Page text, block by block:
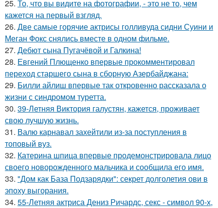
25. То, что вы видите на фотографии, - это не то, чем
кажется на первый взгляд.
26. Две самые горячие актрисы голливуда сидни Суини и
Меган Фокс снялись вместе в одном фильме.
27. Дебют сына Пугачёвой и Галкина!
28. Евгений Плющенко впервые прокомментировал
переход старшего сына в сборную Азербайджана:
29. Билли айлиш впервые так откровенно рассказала о
жизни с синдромом туретта.
30. 39-Летняя Виктория галустян, кажется, проживает
свою лучшую жизнь.
31. Валю карнавал захейтили из-за поступления в
топовый вуз.
32. Катерина шпица впервые продемонстрировала лицо
своего новорожденного мальчика и сообщила его имя.
33. "Дом как База Подзарядки": секрет долголетия ови в
эпоху выгорания.
34. 55-Летняя актриса Дениз Ричардс, секс - символ 90-х,